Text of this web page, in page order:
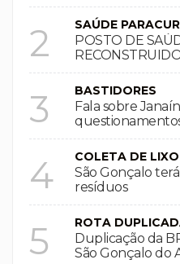
2 SAÚDE
POSTO DE
3 BASTIDORES
Fala sobre
4 COLETA DE LIXO
São Gonçalo
resíduos
5 ROTA
Duplicação da
São Gonçalo do